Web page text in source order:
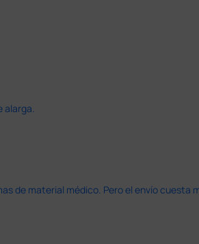
de material médico. Pero el envío cuesta